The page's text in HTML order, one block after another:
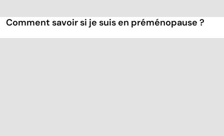
Comment savoir si je suis en préménopause ?